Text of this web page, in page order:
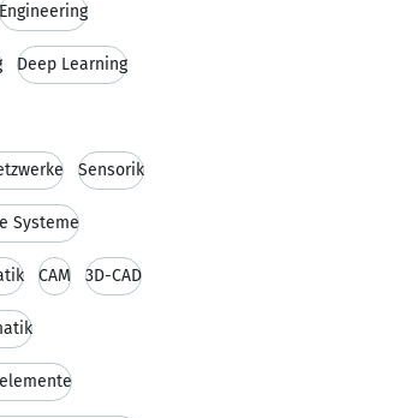
Engineering
Deep Learning
Sensorik
Systeme
CAM 3D-CAD